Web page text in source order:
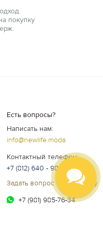
покупку
Есть вопросы?
Написать нам:
info@newlife.moda
Контактный телефон:
+7 (812) 640 - 98 - 99
Задать вопрос специалисту
+7 (981) 985-76-34